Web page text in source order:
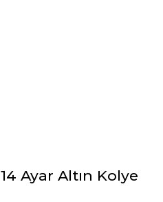
Ayar Altın Kolye